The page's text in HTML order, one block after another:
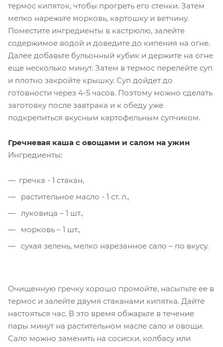
термос кипяток, чтобы прогреть его стенки. Затем
мелко нарежьте морковь, картошку и ветчину.
Поместите ингредиенты в кастрюлю, залейте
содержимое водой и доведите до кипения на огне.
Далее добавьте бульонный кубик и держите на огне
еще несколько минут. Затем в термос перелейте суп
и плотно закройте крышку. Суп дойдет до
готовности через 4-5 часов. Поэтому можно сделать
заготовку после завтрака и к обеду уже
подкрепиться вкусным картофельным супчиком.
Гречневая каша с овощами и салом на ужин
Ингредиенты:
гречка - 1 стакан,
растительное масло - 1 ст. л.,
луковица – 1 шт.,
морковь – 1 шт.,
сухая зелень, мелко нарезанное сало – по вкусу.
Очищенную гречку хорошо промойте, насыпьте ее в
термос и залейте двумя стаканами кипятка. Дайте
настояться час. В это время обжарьте в течение
пары минут на растительном масле сало и овощи.
Сало можно заменить на сосиски. колбасу или